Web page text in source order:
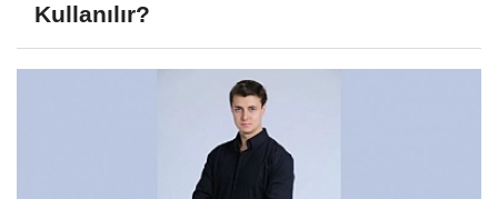
Kullanılır?